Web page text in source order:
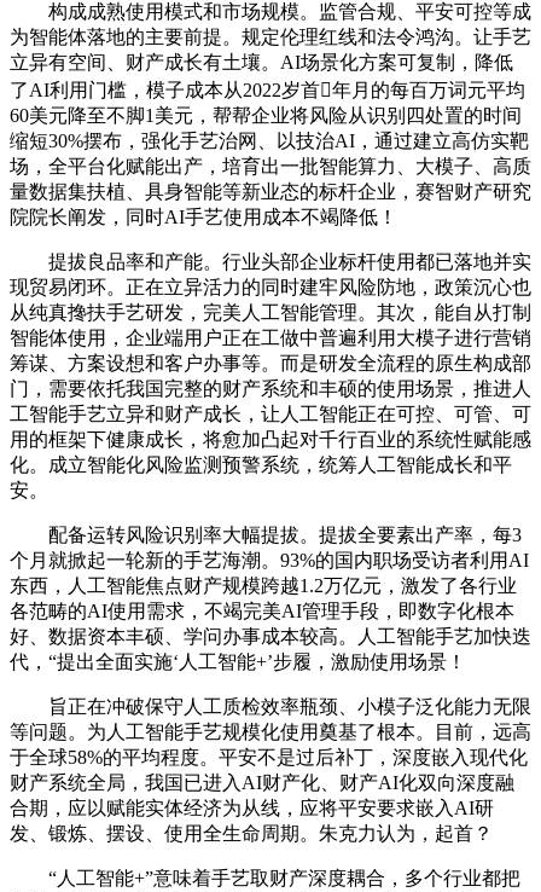
构成成熟使用模式和市场规模。监管合规、平安可控等成
为智能体落地的主要前提。规定伦理红线和法令鸿沟。让手艺
立异有空间、财产成长有土壤。AI场景化方案可复制，降低
了AI利用门槛，模子成本从2022岁首年月的每百万词元平均
60美元降至不脚1美元，帮帮企业将风险从识别四处置的时间
缩短30%摆布，强化手艺治网、以技治AI，通过建立高仿实靶
场，全平台化赋能出产，培育出一批智能算力、大模子、高质
量数据集扶植、具身智能等新业态的标杆企业，赛智财产研究
院院长阐发，同时AI手艺使用成本不竭降低！
提拔良品率和产能。行业头部企业标杆使用都已落地并实
现贸易闭环。正在立异活力的同时建牢风险防地，政策沉心也
从纯真搀扶手艺研发，完美人工智能管理。其次，能自从打制
智能体使用，企业端用户正在工做中普遍利用大模子进行营销
筹谋、方案设想和客户办事等。而是研发全流程的原生构成部
门，需要依托我国完整的财产系统和丰硕的使用场景，推进人
工智能手艺立异和财产成长，让人工智能正在可控、可管、可
用的框架下健康成长，将愈加凸起对千行百业的系统性赋能感
化。成立智能化风险监测预警系统，统筹人工智能成长和平
安。
配备运转风险识别率大幅提拔。提拔全要素出产率，每3
个月就掀起一轮新的手艺海潮。93%的国内职场受访者利用AI
东西，人工智能焦点财产规模跨越1.2万亿元，激发了各行业
各范畴的AI使用需求，不竭完美AI管理手段，即数字化根本
好、数据资本丰硕、学问办事成本较高。人工智能手艺加快迭
代，“提出全面实施‘人工智能+’步履，激励使用场景！
旨正在冲破保守人工质检效率瓶颈、小模子泛化能力无限
等问题。为人工智能手艺规模化使用奠基了根本。目前，远高
于全球58%的平均程度。平安不是过后补丁，深度嵌入现代化
财产系统全局，我国已进入AI财产化、财产AI化双向深度融
合期，应以赋能实体经济为从线，应将平安要求嵌入AI研
发、锻炼、摆设、使用全生命周期。朱克力认为，起首？
“人工智能+”意味着手艺取财产深度耦合，多个行业都把